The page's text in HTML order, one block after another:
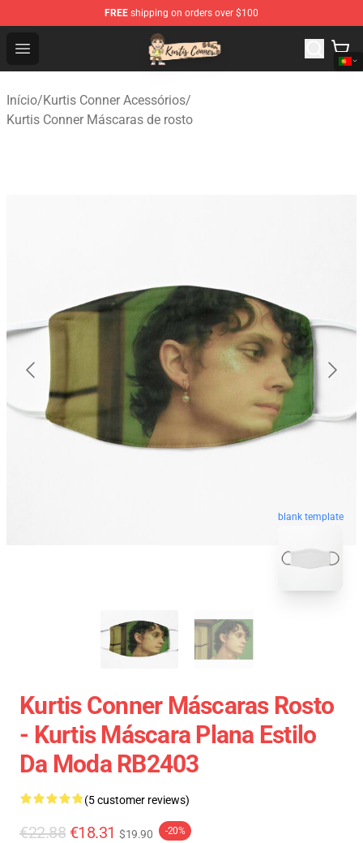
FREE shipping on orders over $100
Open menu
Kurtis Conner Store - Official Kurtis Conner Merchandise
Início/Kurtis Conner Acessórios/
Kurtis Conner Máscaras de rosto
blank template
Kurtis Conner Máscaras Rosto
- Kurtis Máscara Plana Estilo
Da Moda RB2403
(5 customer reviews)
€22.88 €18.31 $19.90 -20%